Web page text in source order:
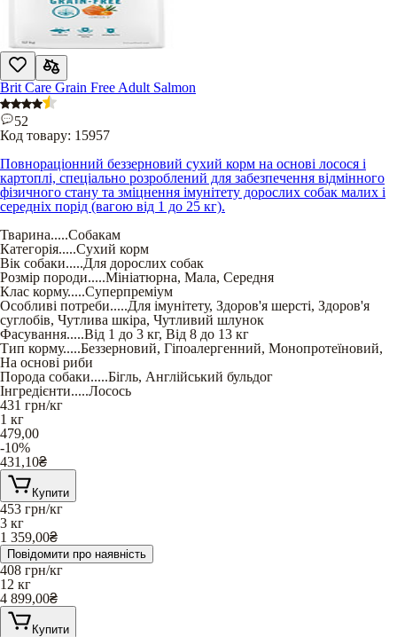
Brit Care Grain Free Adult Salmon
52
Код товару: 15957
Повнораціонний беззерновий сухий корм на основі лосося і
картоплі, спеціально розроблений для забезпечення відмінного
фізичного стану та зміцнення імунітету дорослих собак малих і
середніх порід (вагою від 1 до 25 кг).
Тварина.....Собакам
Категорія.....Сухий корм
Вік собаки.....Для дорослих собак
Розмір породи.....Мініатюрна, Мала, Середня
Клас корму.....Суперпреміум
Особливі потреби.....Для імунітету, Здоров'я шерсті, Здоров'я
суглобів, Чутлива шкіра, Чутливий шлунок
Фасування.....Від 1 до 3 кг, Від 8 до 13 кг
Тип корму.....Беззерновий, Гіпоалергенний, Монопротеїновий,
На основі риби
Порода собаки.....Бігль, Англійський бульдог
Інгредієнти.....Лосось
431 грн/кг
1 кг
479,00
-10%
431,10₴
Купити
453 грн/кг
3 кг
1 359,00₴
Повідомити про наявність
408 грн/кг
12 кг
4 899,00₴
Купити